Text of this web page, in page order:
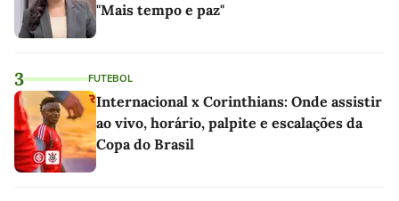
"Mais tempo e paz"
3 FUTEBOL
Internacional x Corinthians: Onde assistir
ao vivo, horário, palpite e escalações da
Copa do Brasil